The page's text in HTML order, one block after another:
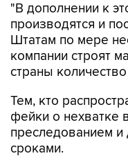
"В дополнении к
производятся и
Штатам по мере
компании строят
страны
Тем, кто
фейки о нехватке
преследованием
сроками.